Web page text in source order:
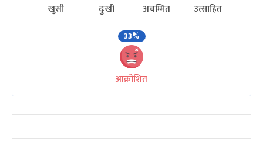
खुसी दुःखी अचम्मित
उत्साहित
33%
आक्रोशित